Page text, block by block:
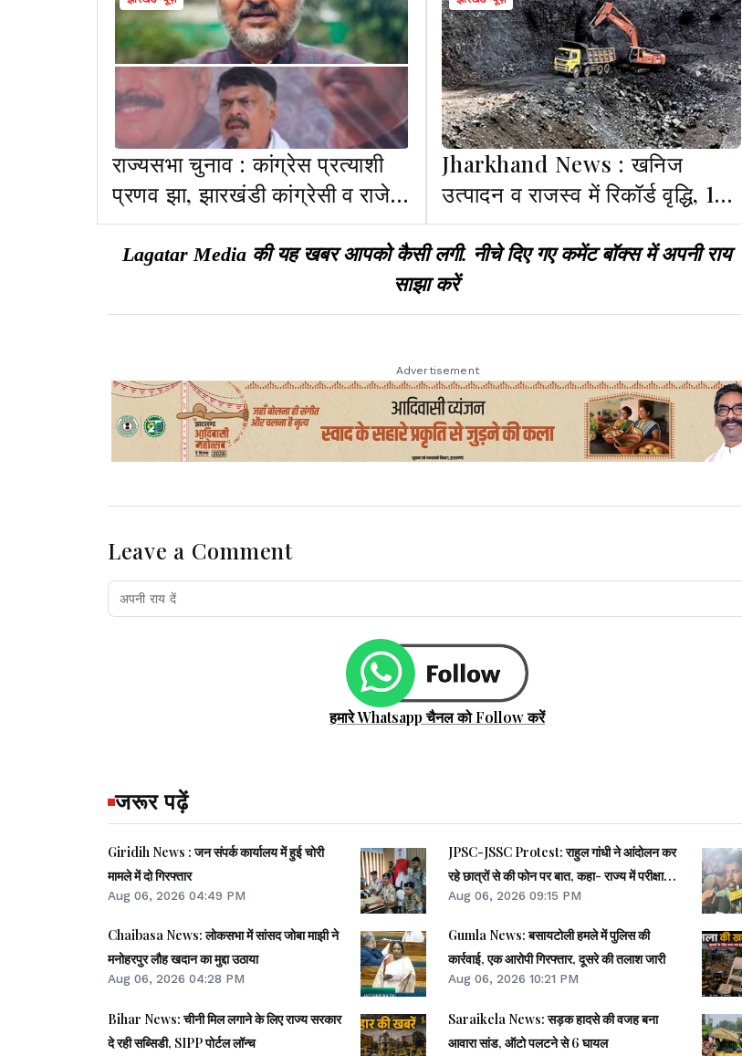
राज्यसभा चुनाव : कांग्रेस प्रत्याशी
प्रणव झा, झारखंडी कांग्रेसी व राजेश
ठाकुर का पोस्ट
Jharkhand News : खनिज
उत्पादन व राजस्व में रिकॉर्ड वृद्धि, 10
वर्षों में मिले 95 हजार करोड़ में 61%
हिस्सा कोयले का
Lagatar Media की यह खबर आपको कैसी लगी. नीचे दिए गए कमेंट बॉक्स में अपनी राय
साझा करें
Advertisement
Leave a Comment
हमारे Whatsapp चैनल को Follow करें
जरूर पढ़ें
Giridih News : जन संपर्क कार्यालय में हुई चोरी
मामले में दो गिरफ्तार
Aug 06, 2026 04:49 PM
Chaibasa News: लोकसभा में सांसद जोबा माझी ने
मनोहरपुर लौह खदान का मुद्दा उठाया
Aug 06, 2026 04:28 PM
Bihar News: चीनी मिल लगाने के लिए राज्य सरकार
दे रही सब्सिडी, SIPP पोर्टल लॉन्च
JPSC-JSSC Protest: राहुल गांधी ने आंदोलन कर
रहे छात्रों से की फोन पर बात, कहा- राज्य में परीक्षा
माफिया हावी
Aug 06, 2026 09:15 PM
Gumla News: बसायटोली हमले में पुलिस की
कार्रवाई, एक आरोपी गिरफ्तार, दूसरे की तलाश जारी
Aug 06, 2026 10:21 PM
Saraikela News: सड़क हादसे की वजह बना
आवारा सांड, ऑटो पलटने से 6 घायल